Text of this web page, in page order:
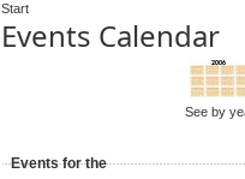
Start
Events Calendar
See by
Events for the